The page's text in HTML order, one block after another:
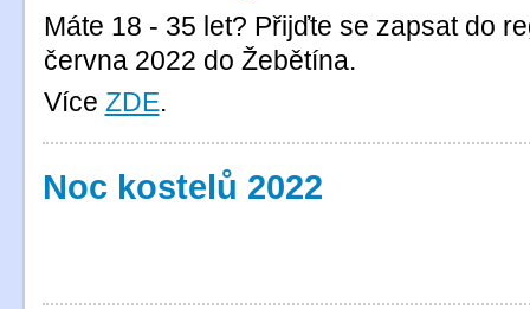
Máte 18 - 35 let? Přijďte se zapsat do
června 2022 do Žebětína.
Více ZDE.
Noc kostelů 2022